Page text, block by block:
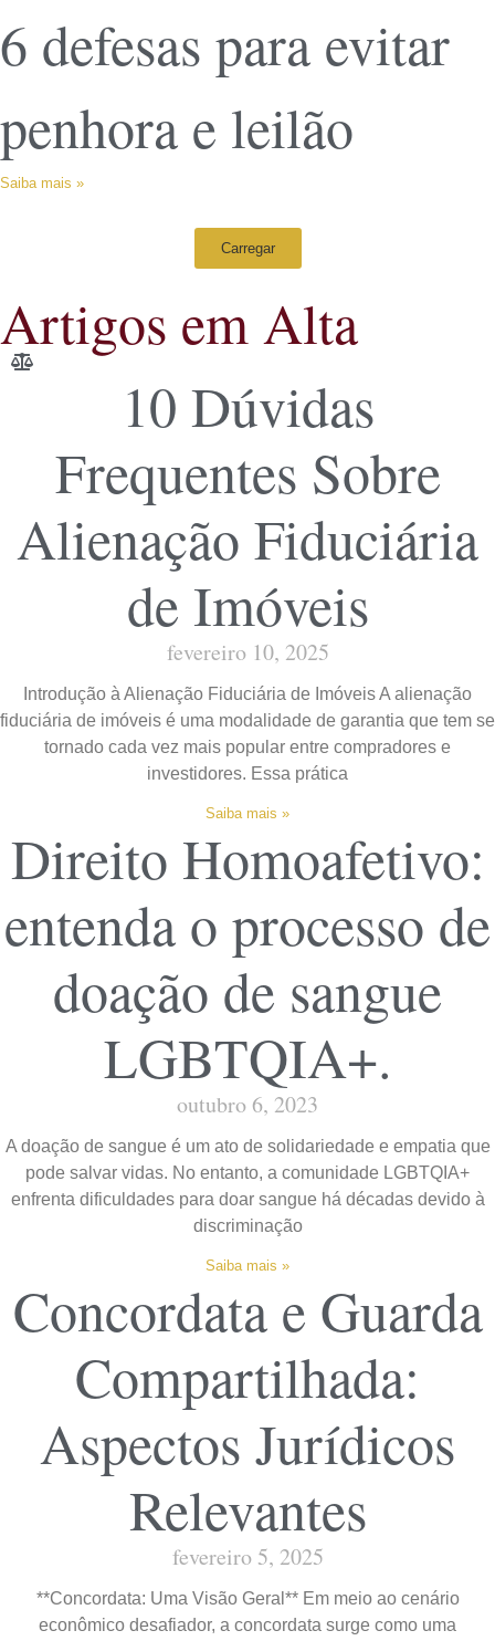
6 defesas para evitar
penhora e leilão
Saiba mais »
Carregar
Artigos em Alta
10 Dúvidas
Frequentes Sobre
Alienação Fiduciária
de Imóveis
fevereiro 10, 2025
Introdução à Alienação Fiduciária de Imóveis A alienação
fiduciária de imóveis é uma modalidade de garantia que tem se
tornado cada vez mais popular entre compradores e
investidores. Essa prática
Saiba mais »
Direito Homoafetivo:
entenda o processo de
doação de sangue
LGBTQIA+.
outubro 6, 2023
A doação de sangue é um ato de solidariedade e empatia que
pode salvar vidas. No entanto, a comunidade LGBTQIA+
enfrenta dificuldades para doar sangue há décadas devido à
discriminação
Saiba mais »
Concordata e Guarda
Compartilhada:
Aspectos Jurídicos
Relevantes
fevereiro 5, 2025
**Concordata: Uma Visão Geral** Em meio ao cenário
econômico desafiador, a concordata surge como uma